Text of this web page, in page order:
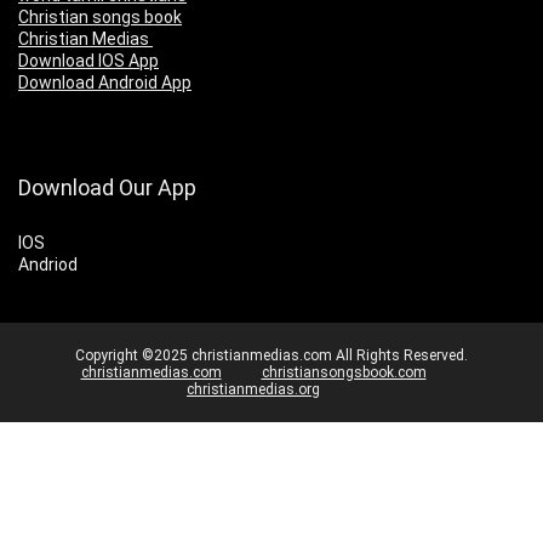
Christian songs book
Christian Medias
Download IOS App
Download Android App
Download Our App
IOS
Andriod
Copyright ©2025 christianmedias.com All Rights Reserved.
christianmedias.com
christiansongsbook.com
christianmedias.org